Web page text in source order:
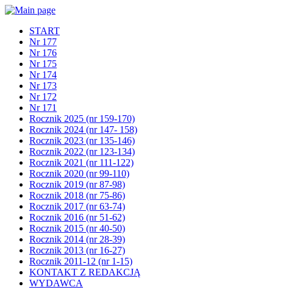
START
Nr 177
Nr 176
Nr 175
Nr 174
Nr 173
Nr 172
Nr 171
Rocznik 2025 (nr 159-170)
Rocznik 2024 (nr 147- 158)
Rocznik 2023 (nr 135-146)
Rocznik 2022 (nr 123-134)
Rocznik 2021 (nr 111-122)
Rocznik 2020 (nr 99-110)
Rocznik 2019 (nr 87-98)
Rocznik 2018 (nr 75-86)
Rocznik 2017 (nr 63-74)
Rocznik 2016 (nr 51-62)
Rocznik 2015 (nr 40-50)
Rocznik 2014 (nr 28-39)
Rocznik 2013 (nr 16-27)
Rocznik 2011-12 (nr 1-15)
KONTAKT Z REDAKCJĄ
WYDAWCA